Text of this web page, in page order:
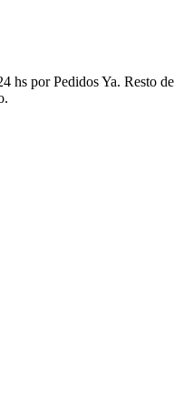
por Pedidos Ya. Resto